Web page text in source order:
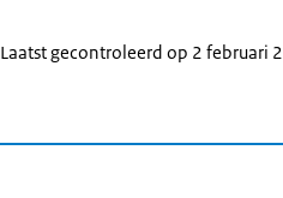
Laatst gecontroleerd op 2 februari